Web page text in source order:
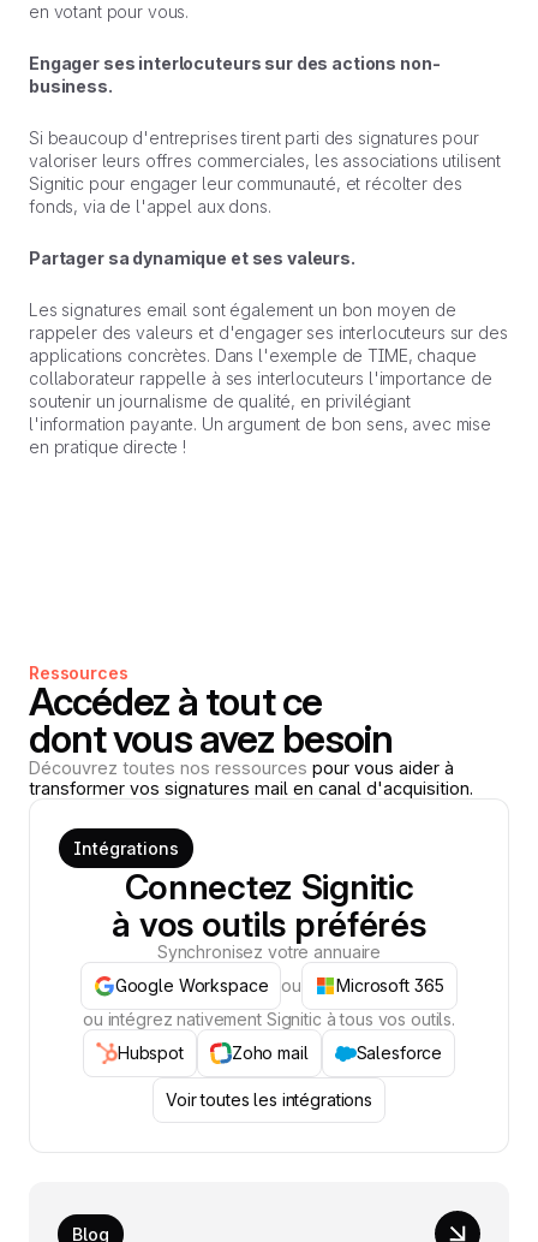
en votant pour vous.
Engager ses interlocuteurs sur des actions non-
business.
Si beaucoup d'entreprises tirent parti des signatures pour
valoriser leurs offres commerciales, les associations utilisent
Signitic pour engager leur communauté, et récolter des
fonds, via de l'appel aux dons.
Partager sa dynamique et ses valeurs.
Les signatures email sont également un bon moyen de
rappeler des valeurs et d'engager ses interlocuteurs sur des
applications concrètes. Dans l'exemple de TIME, chaque
collaborateur rappelle à ses interlocuteurs l'importance de
soutenir un journalisme de qualité, en privilégiant
l'information payante. Un argument de bon sens, avec mise
en pratique directe !
Ressources
Accédez à tout ce
dont vous avez besoin
Découvrez toutes nos ressources pour vous aider à
transformer vos signatures mail en canal d'acquisition.
Intégrations
Connectez Signitic
à vos outils préférés
Synchronisez votre annuaire
Google Workspace
ou
Microsoft 365
ou intégrez nativement Signitic à tous vos outils.
Hubspot
Zoho mail Salesforce
Voir toutes les intégrations
Blog